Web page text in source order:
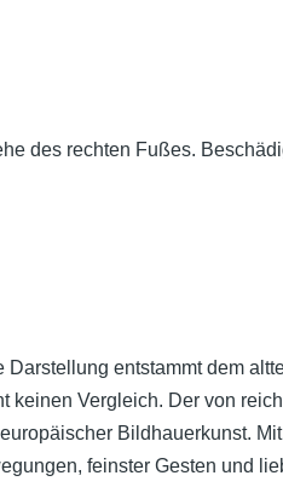
des rechten Fußes.
entstammt dem
Vergleich. Der von
Bildhauerkunst.
feinster Gesten und